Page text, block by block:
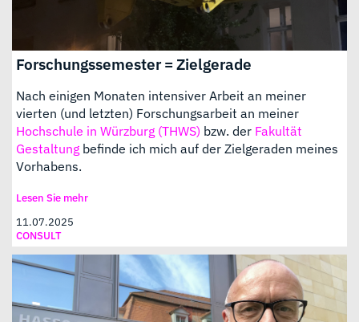
Forschungssemester = Zielgerade
Nach einigen Monaten intensiver Arbeit an meiner
vierten (und letzten) Forschungsarbeit an meiner
Hochschule in Würzburg (THWS) bzw. der Fakultät
Gestaltung befinde ich mich auf der Zielgeraden meines
Vorhabens.
Lesen Sie mehr
11.07.2025
CONSULT